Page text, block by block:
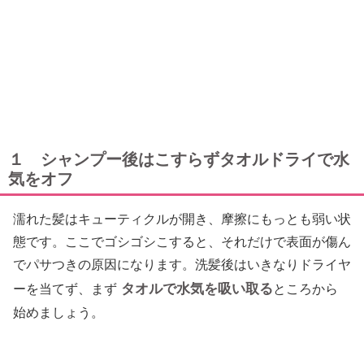
１ シャンプー後はこすらずタオルドライで水
気をオフ
濡れた髪はキューティクルが開き、摩擦にもっとも弱い状
態です。ここでゴシゴシこすると、それだけで表面が傷ん
でパサつきの原因になります。洗髪後はいきなりドライヤ
ーを当てず、まず タオルで水気を吸い取るところから
始めましょう。